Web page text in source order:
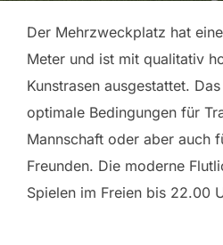
Der Mehrzweckplatz hat
Meter und ist mit qualitativ
Kunstrasen ausgestattet.
optimale Bedingungen für
Mannschaft oder aber auch
Freunden. Die moderne
Spielen im Freien bis 22.00